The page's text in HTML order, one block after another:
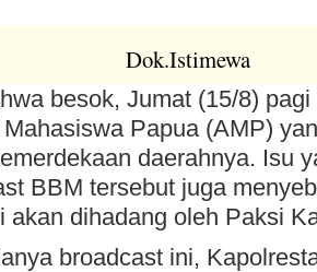
Dok.Istimewa
besok, Jumat (15/8)
Papua (AMP)
daerahnya. Isu
BBM tersebut juga
akan dihadang oleh Paksi
broadcast ini,